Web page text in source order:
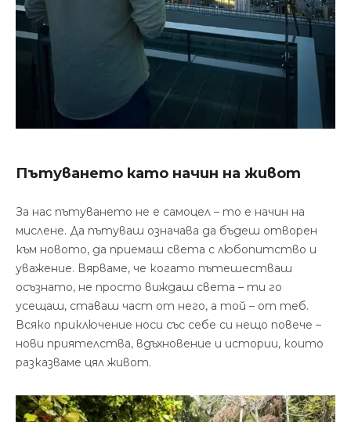
Пътуването като начин на живот
За нас пътуването не е самоцел – то е начин на
мислене. Да пътуваш означава да бъдеш отворен
към новото, да приемаш света с любопитство и
уважение. Вярваме, че когато пътешестваш
осъзнато, не просто виждаш света – ти го
усещаш, ставаш част от него, а той – от теб.
Всяко приключение носи със себе си нещо повече –
нови приятелства, вдъхновение и истории, които
разказваме цял живот.